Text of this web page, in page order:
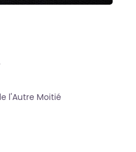
l'Autre Moitié